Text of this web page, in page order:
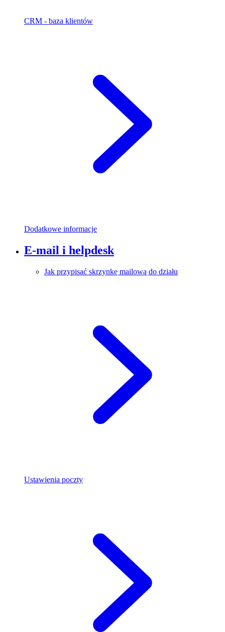
CRM - baza klientów
Dodatkowe informacje
E-mail i helpdesk
Jak przypisać skrzynkę mailową do działu
Ustawienia poczty